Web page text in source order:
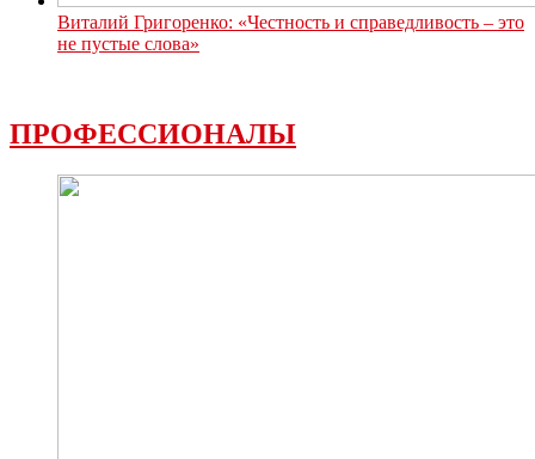
Виталий Григоренко: «Честность и справедливость – это
не пустые слова»
ПРОФЕССИОНАЛЫ